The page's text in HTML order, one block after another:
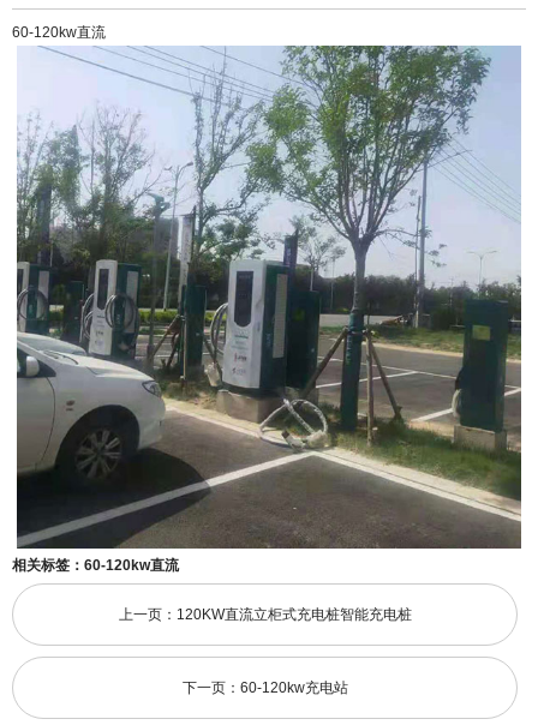
60-120kw直流
相关标签： 60-120kw直流
上一页：120KW直流立柜式充电桩智能充电桩
下一页：60-120kw充电站